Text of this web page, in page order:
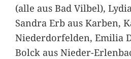
(alle aus Bad Vilbel),
Sandra Erb aus Karben,
Niederdorfelden, Emilia
Bolck aus Nieder-